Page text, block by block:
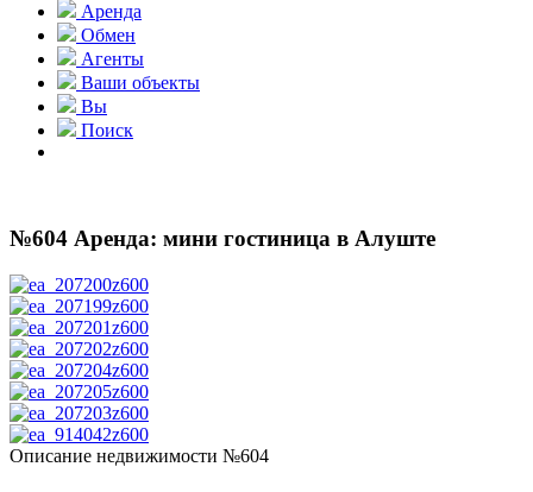
Аренда
Обмен
Агенты
Ваши объекты
Вы
Поиск
№604 Аренда: мини гостиница в Алуште
Описание недвижимости №604